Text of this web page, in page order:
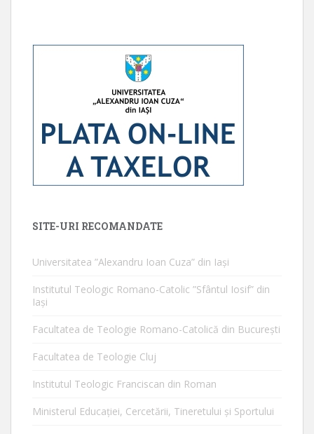
SITE-URI RECOMANDATE
Universitatea ”Alexandru Ioan Cuza” din Iaşi
Institutul Teologic Romano-Catolic ”Sfântul Iosif” din
Iaşi
Facultatea de Teologie Romano-Catolică din Bucureşti
Facultatea de Teologie Cluj
Institutul Teologic Franciscan din Roman
Ministerul Educaţiei, Cercetării, Tineretului şi Sportului